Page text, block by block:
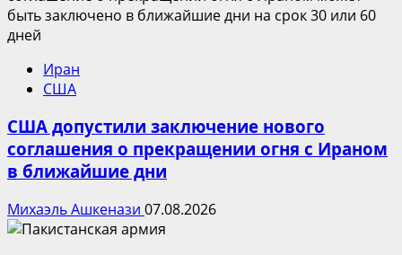
Иран
США
США допустили заключение нового
соглашения о прекращении огня с Ираном
в ближайшие дни
Михаэль Ашкенази 07.08.2026